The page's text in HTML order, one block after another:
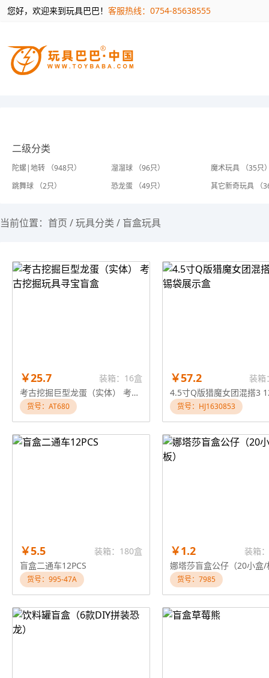
您好，欢迎来到玩具巴巴！ 客服热线：0754-85638555
二级分类
陀螺|地转 （948只） 溜溜球 （96只）
魔术玩具 （35只
跳舞球 （2只）
恐龙蛋 （49只） 其它新奇玩具 （
当前位置： 首页 /玩具分类 / 盲盒玩具
￥25.7
装箱：16盒
考古挖掘巨型龙蛋（实体） 考古挖掘玩具寻宝盲盒
货号：AT680
￥57.2 装箱
货号：HJ1630853
￥5.5
装箱：180盒
盲盒二通车12PCS
货号：995-47A
￥1.2
装箱
娜塔莎盲盒公仔（20小盒/
货号：7985